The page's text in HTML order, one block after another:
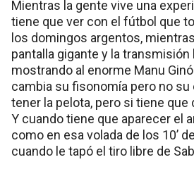
Mientras la gente vive una
tiene que ver con el fútbol que
los domingos argentos,
pantalla gigante y la
mostrando al enorme Manu
cambia su fisonomía pero no su
tener la pelota, pero si tiene que
Y cuando tiene que aparecer el
como en esa volada de los 10’
cuando le tapó el tiro libre de